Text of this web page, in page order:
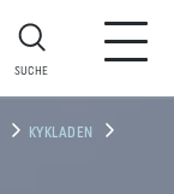
SUCHE
KYKLADEN